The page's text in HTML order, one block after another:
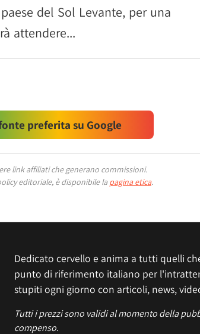
del Sol Levante, per una
attendere...
preferita su Google
link affiliati che generano commissioni.
editoriale, è disponibile la pagina etica.
Dedicato cervello e anima a tutti quelli
punto di riferimento italiano per
stupiti ogni giorno con articoli, news,
Tutti i prezzi sono validi al momento della
compenso.